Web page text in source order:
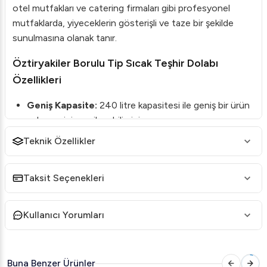
otel mutfakları ve catering firmaları gibi profesyonel
mutfaklarda, yiyeceklerin gösterişli ve taze bir şekilde
sunulmasına olanak tanır.
Öztiryakiler Borulu Tip Sıcak Teşhir Dolabı
Özellikleri
Geniş Kapasite: 240 litre kapasitesi ile geniş bir ürün
yelpazesini sergileyebilirsiniz.
Malzeme Kalitesi:
çelik malzeme seçenekleri ile sunulur.
Isıtma Özelliği:2000 watt'lık yapışkan rezistans
Sıcaklık Kontrolü:
Enerji Verimliliği:
Elektrik tasarrufu sağlayan 2,1 kW
Teknik Özellikler
Taksit Seçenekleri
Kullanıcı Yorumları
Buna Benzer Ürünler